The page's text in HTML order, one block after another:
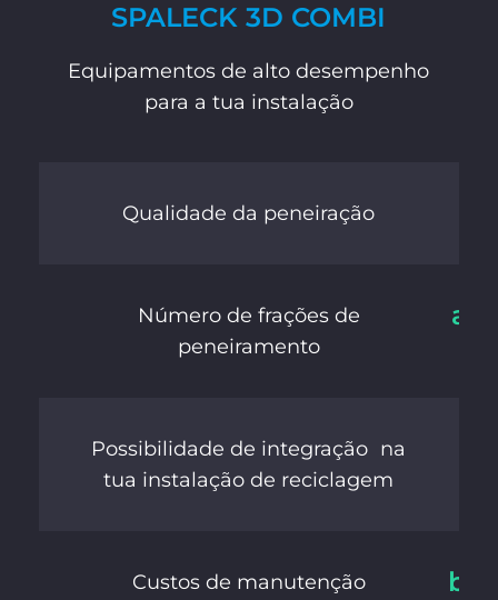
SPALECK 3D COMBI
Equipamentos de alto desempenho
para a tua instalação
Qualidade da peneiração
Número de frações de
peneiramento
Possibilidade de integração na
tua instalação de reciclagem
Custos de manutenção